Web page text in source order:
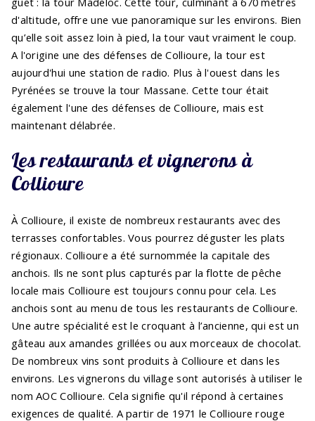
d'altitude, offre une vue panoramique sur les environs. Bien
qu’elle soit assez loin à pied, la tour vaut vraiment le coup.
A l'origine une des défenses de Collioure, la tour est
aujourd'hui une station de radio. Plus à l'ouest dans les
Pyrénées se trouve la tour Massane. Cette tour était
également l'une des défenses de Collioure, mais est
maintenant délabrée.
Les restaurants et vignerons à
Collioure
À Collioure, il existe de nombreux restaurants avec des
terrasses confortables. Vous pourrez déguster les plats
régionaux. Collioure a été surnommée la capitale des
anchois. Ils ne sont plus capturés par la flotte de pêche
locale mais Collioure est toujours connu pour cela. Les
anchois sont au menu de tous les restaurants de Collioure.
Une autre spécialité est le croquant à l’ancienne, qui est un
gâteau aux amandes grillées ou aux morceaux de chocolat.
De nombreux vins sont produits à Collioure et dans les
environs. Les vignerons du village sont autorisés à utiliser le
nom AOC Collioure. Cela signifie qu'il répond à certaines
exigences de qualité. A partir de 1971 le Collioure rouge